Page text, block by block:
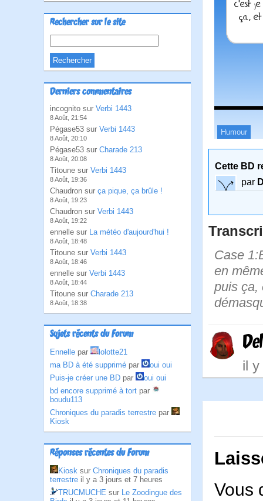
Rechercher sur le site
Derniers commentaires
incognito sur Verbi 1443
8 Août, 21:54
Pégase53 sur Verbi 1443
8 Août, 20:10
Pégase53 sur Charade 213
8 Août, 20:08
Titoune sur Verbi 1443
8 Août, 19:36
Chaudron sur ça pique, ça brûle !
8 Août, 19:23
Chaudron sur Verbi 1443
8 Août, 19:22
ennelle sur La météo d'aujourd'hui !
8 Août, 18:48
Titoune sur Verbi 1443
8 Août, 18:46
ennelle sur Verbi 1443
8 Août, 18:44
Titoune sur Charade 213
8 Août, 18:38
Sujets récents du Forum
Ennelle par
lolotte21
ma BD à été supprimé par
oui oui
Puis-je créer une BD par
oui oui
bd encore supprimé à tort par
boudu113
Chroniques du paradis terrestre par
Kiosk
Réponses récentes du Forum
Kiosk sur Chroniques du paradis
terrestre il y a 3 jours et 7 heures
TRUCMUCHE sur Le Zoodingue des
Humour
Cette BD
par
Case
en
puis ça,
il
Vous